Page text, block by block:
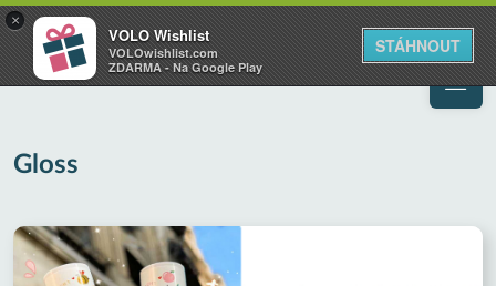
VOLO
Váš online wishlist
×
VOLO Wishlist
VOLOwishlist.com
ZDARMA - Na Google Play
STÁHNOUT
Gloss